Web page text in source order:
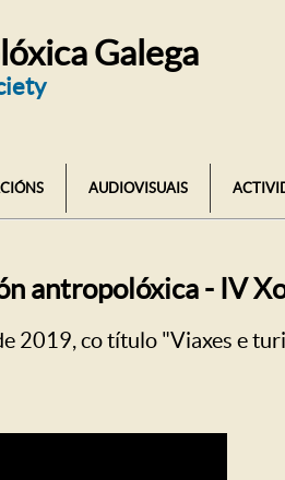
Galega
AUDIOVISUAIS
antropolóxica - IV
2019, co título "Viaxes e